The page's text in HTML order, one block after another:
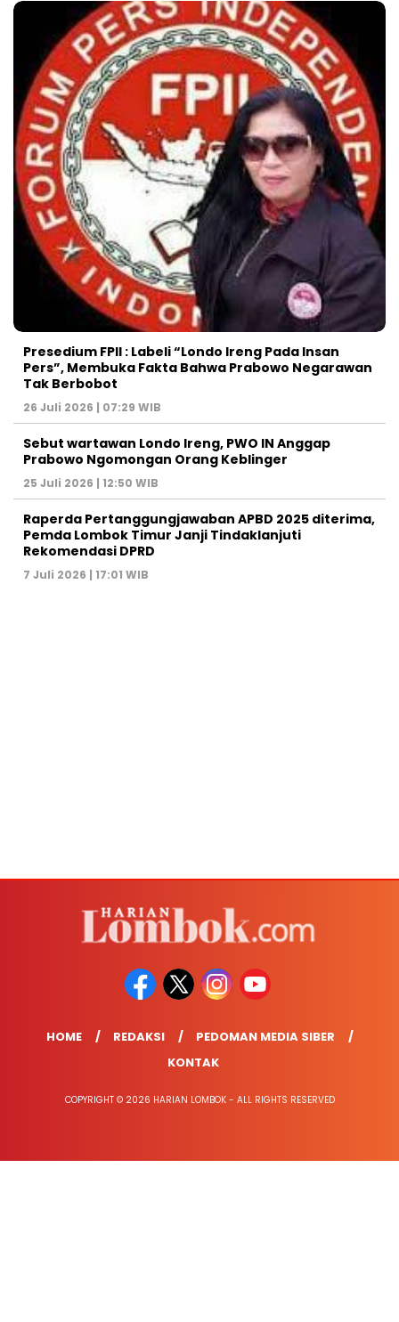
Presedium FPII : Labeli “Londo Ireng Pada Insan
Pers”, Membuka Fakta Bahwa Prabowo Negarawan
Tak Berbobot
26 Juli 2026 | 07:29 WIB
Sebut wartawan Londo Ireng, PWO IN Anggap
Prabowo Ngomongan Orang Keblinger
25 Juli 2026 | 12:50 WIB
Raperda Pertanggungjawaban APBD 2025 diterima,
Pemda Lombok Timur Janji Tindaklanjuti
Rekomendasi DPRD
7 Juli 2026 | 17:01 WIB
HOME REDAKSI
PEDOMAN MEDIA SIBER
KONTAK
COPYRIGHT © 2026 HARIAN LOMBOK - ALL RIGHTS RESERVED